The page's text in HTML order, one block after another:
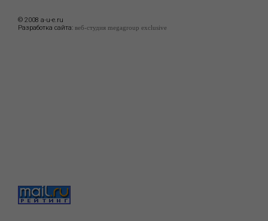
© 2008 a-u-e.ru
Разработка сайта: веб-студия megagroup exclusive